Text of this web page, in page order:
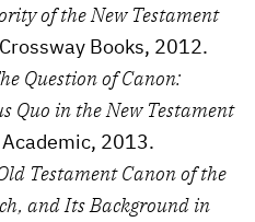
of the New Testament
Books, 2012.
Question of Canon:
Quo in the New Testament
2013.
Testament Canon of the
and Its Background in